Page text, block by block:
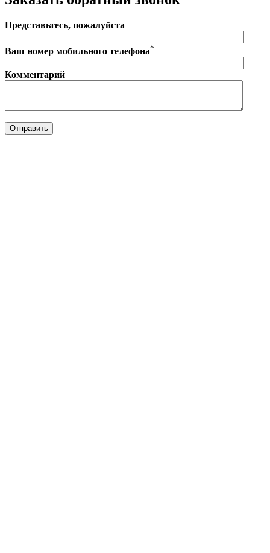
Представьтесь, пожалуйста
Ваш номер мобильного телефона*
Комментарий